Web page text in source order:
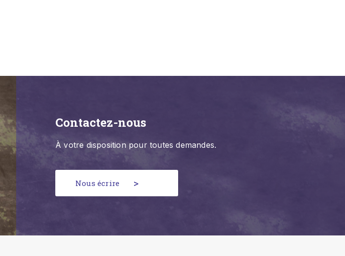
Contactez-nous
À votre disposition pour toutes demandes.
Nous écrire